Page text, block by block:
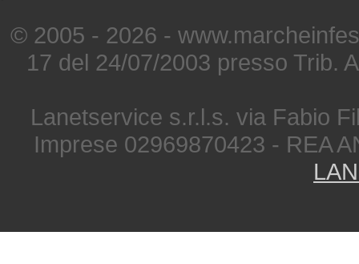
© 2005 - 2026 -
17 del 24/07/2003 presso Trib.
Lanetservice s.r.l.s. via Fabio
Imprese 02969870423 - REA